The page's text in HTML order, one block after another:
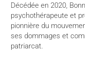
Décédée en 2020,
psychothérapeute et
pionnière du
ses dommages et
patriarcat.